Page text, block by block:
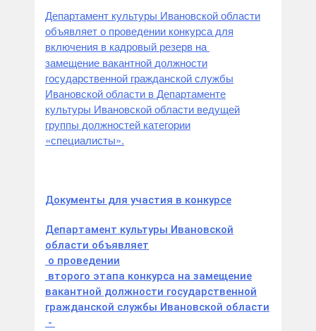
Департамент культуры Ивановской области
объявляет о проведении конкурса для
включения в кадровый резерв на
замещение вакантной должности
государственной гражданской службы
Ивановской области в Департаменте
культуры Ивановской области ведущей
группы должностей категории
«специалисты».
Документы для участия в конкурсе
Департамент культуры Ивановской
области объявляет
о проведении
второго этапа конкурса на замещение
вакантной должности государственной
гражданской службы Ивановской области
-